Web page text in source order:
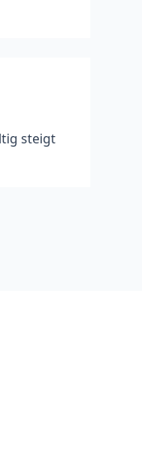
steigt